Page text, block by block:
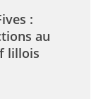
:
au
lillois